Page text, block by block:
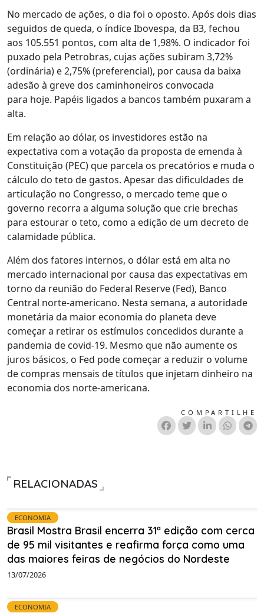
No mercado de ações, o dia foi o oposto. Após dois dias
seguidos de queda, o índice Ibovespa, da B3, fechou
aos 105.551 pontos, com alta de 1,98%. O indicador foi
puxado pela Petrobras, cujas ações subiram 3,72%
(ordinária) e 2,75% (preferencial), por causa da baixa
adesão à greve dos caminhoneiros convocada
para hoje. Papéis ligados a bancos também puxaram a
alta.
Em relação ao dólar, os investidores estão na
expectativa com a votação da proposta de emenda à
Constituição (PEC) que parcela os precatórios e muda o
cálculo do teto de gastos. Apesar das dificuldades de
articulação no Congresso, o mercado teme que o
governo recorra a alguma solução que crie brechas
para estourar o teto, como a edição de um decreto de
calamidade pública.
Além dos fatores internos, o dólar está em alta no
mercado internacional por causa das expectativas em
torno da reunião do Federal Reserve (Fed), Banco
Central norte-americano. Nesta semana, a autoridade
monetária da maior economia do planeta deve
começar a retirar os estímulos concedidos durante a
pandemia de covid-19. Mesmo que não aumente os
juros básicos, o Fed pode começar a reduzir o volume
de compras mensais de títulos que injetam dinheiro na
economia dos norte-americana.
COMPARTILHE
RELACIONADAS
ECONOMIA
Brasil Mostra Brasil encerra 31ª edição com cerca
de 95 mil visitantes e reafirma força como uma
das maiores feiras de negócios do Nordeste
13/07/2026
ECONOMIA